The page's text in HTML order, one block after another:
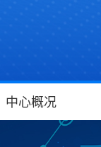
中心概况